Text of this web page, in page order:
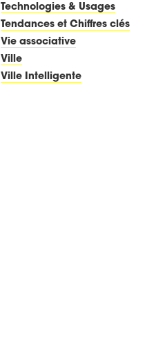
Technologies & Usages
Tendances et Chiffres clés
Vie associative
Ville
Ville Intelligente